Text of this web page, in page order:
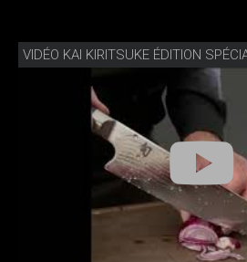
VIDÉO KAI KIRITSUKE ÉDITION